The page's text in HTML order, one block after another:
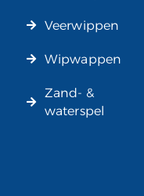
Veerwippen
Wipwappen
Zand- &
waterspel